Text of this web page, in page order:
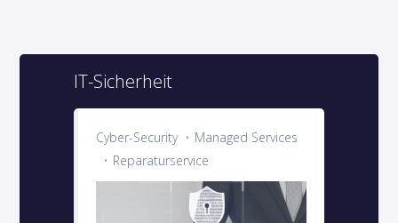
Cyber-Security
Managed Services
Reparaturservice
IT-Sicherheit